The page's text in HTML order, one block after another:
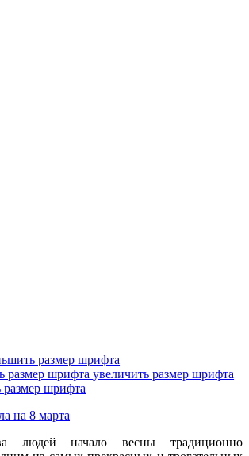
размер шрифта
увеличить размер шрифта
людей начало весны традиционно